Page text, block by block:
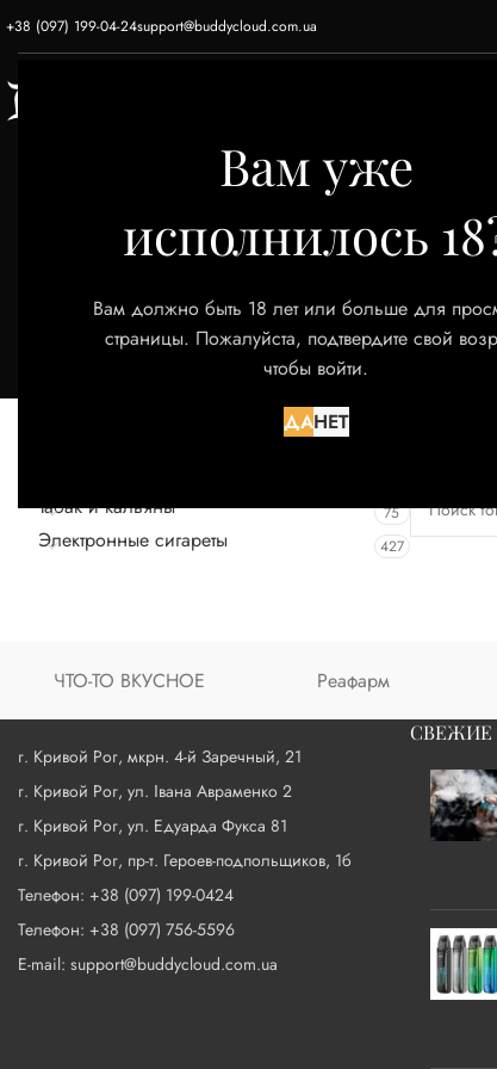
Вам уже
исполнилось
Вам должно быть 18 лет или больше для
страницы. Пожалуйста, подтвердите свой
чтобы войти.
ДАНЕТ
+38 (097) 199-04-24support@buddycloud.com.ua
Табак и кальяны 75
Электронные сигареты 427
ЧТО-ТО ВКУСНОЕ Реафарм
г. Кривой Рог, мкрн. 4-й Заречный, 21
г. Кривой Рог, ул. Івана Авраменко 2
г. Кривой Рог, ул. Едуарда Фукса 81
г. Кривой Рог, пр-т. Героев-подпольщиков, 1б
Телефон: +38 (097) 199-0424
Телефон: +38 (097) 756-5596
E-mail: support@buddycloud.com.ua